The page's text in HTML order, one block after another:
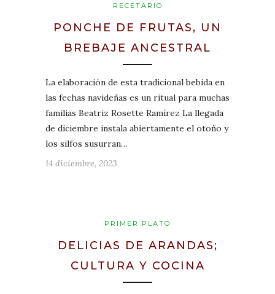
RECETARIO
PONCHE DE FRUTAS, UN
BREBAJE ANCESTRAL
La elaboración de esta tradicional bebida en
las fechas navideñas es un ritual para muchas
familias Beatriz Rosette Ramírez La llegada
de diciembre instala abiertamente el otoño y
los silfos susurran…
14 diciembre, 2023
PRIMER PLATO
DELICIAS DE ARANDAS;
CULTURA Y COCINA